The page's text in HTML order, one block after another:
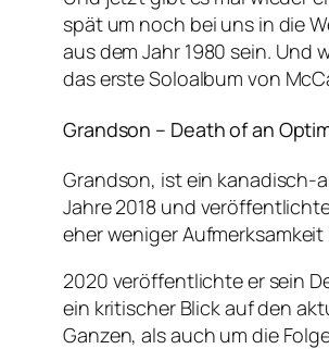
spät um noch bei uns in die
aus dem Jahr 1980 sein. Und
das erste Soloalbum von
Grandson – Death of an
Grandson, ist ein kanadisch-
Jahre 2018 und
eher weniger
2020 veröffentlichte er sein
ein kritischer Blick auf den
Ganzen, als auch um die